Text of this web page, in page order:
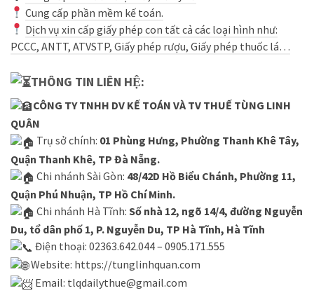
Cung cấp phần mềm kế toán.
Dịch vụ xin cấp giấy phép con tất cả các loại hình như:
PCCC, ANTT, ATVSTP, Giấy phép rượu, Giấy phép thuốc lá…
THÔNG TIN LIÊN HỆ:
CÔNG TY TNHH DV KẾ TOÁN VÀ TV THUẾ TÙNG LINH
QUÂN
Trụ sở chính: 01 Phùng Hưng, Phường Thanh Khê Tây,
Quận Thanh Khê, TP Đà Nẵng.
Chi nhánh Sài Gòn: 48/42D Hồ Biểu Chánh, Phường 11,
Quận Phú Nhuận, TP Hồ Chí Minh.
Chi nhánh Hà Tĩnh: Số nhà 12, ngõ 14/4, đường Nguyễn
Du, tổ dân phố 1, P. Nguyễn Du, TP Hà Tĩnh, Hà Tĩnh
Điện thoại: 02363.642.044 – 0905.171.555
Website: https://tunglinhquan.com
Email: tlqdailythue@gmail.com